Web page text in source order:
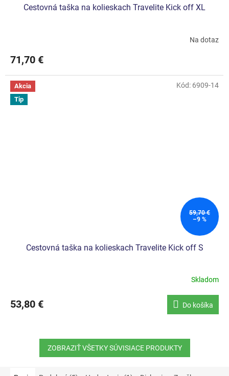
Cestovná taška na kolieskach Travelite Kick off XL
produktu
5,0
Na dotaz
71,70 €
Akcia
Tip
59,70 €
–9 %
Cestovná taška na kolieskach Travelite Kick off S
Skladom
53,80 € Do košíka
Kód: 6909-14
ZOBRAZIŤ VŠETKY SÚVISIACE PRODUKTY